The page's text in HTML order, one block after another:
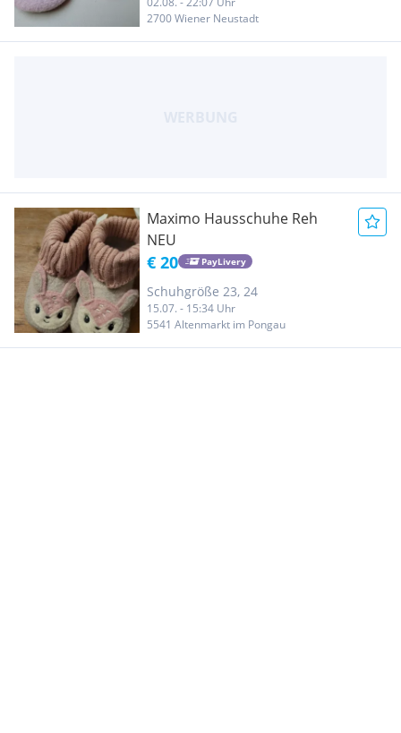
2700 Wiener Neustadt
Maximo Hausschuhe Reh
NEU
€ 20 PayLivery
Schuhgröße 23, 24
15.07. - 15:34 Uhr
5541 Altenmarkt im Pongau